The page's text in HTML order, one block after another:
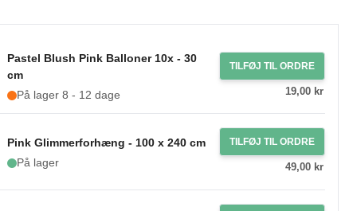
Pastel Blush Pink Balloner 10x - 30
cm
På lager 8 - 12 dage
TILFØJ TIL ORDRE
19,00 kr
Pink Glimmerforhæng - 100 x 240 cm
På lager
TILFØJ TIL ORDRE
49,00 kr